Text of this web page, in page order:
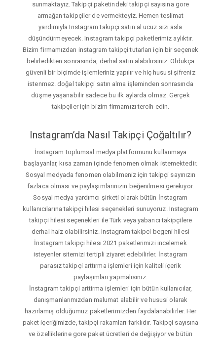
sunmaktayız. Takipçi paketindeki takipçi sayısına gore
armağan takipçiler de vermekteyiz. Hemen teslimat
yardımıyla Instagram takipçi satın al ucuz sizi asla
düşündürmeyecek. Instagram takipçi paketlerimiz aylıktır.
Bizim firmamızdan instagram takipçi tutarları için bir seçenek
belirledikten sonrasında, derhal satın alabilirsiniz. Oldukça
güvenli bir biçimde işlemleriniz yapılır ve hiç hususi şifreniz
istenmez. doğal takipçi satın alma işleminden sonrasında
düşme yaşanabilir sadece bu ilk aylarda olmaz. Gerçek
takipçiler için bizim firmamızı tercih edin.
Instagram’da Nasıl Takipçi Çoğaltılır?
İnstagram toplumsal medya platformunu kullanmaya
başlayanlar, kısa zaman içinde fenomen olmak istemektedir.
Sosyal medyada fenomen olabilmeniz için takipçi sayınızın
fazlaca olması ve paylaşımlarınızın beğenilmesi gerekiyor.
Sosyal medya yardımcı şirketi olarak bütün İnstagram
kullanıcılarına takipçi hilesi seçenekleri sunuyoruz. Instagram
takipçi hilesi seçenekleri ile Türk veya yabancı takipçilere
derhal haiz olabilirsiniz. Instagram takipci begeni hilesi
İnstagram takipçi hilesi 2021 paketlerimizi incelemek
isteyenler sitemizi tertipli ziyaret edebilirler. İnstagram
parasız takipçi arttırma işlemleri için kaliteli içerik
paylaşımları yapmalısınız.
İnstagram takipçi arttirma işlemleri için bütün kullanıcılar,
danışmanlarımızdan malumat alabilir ve hususi olarak
hazırlamış olduğumuz paketlerimizden faydalanabilirler. Her
paket içeriğimizde, takipçi rakamları farklıdır. Takipçi sayısına
ve özelliklerine gore paket ücretleri de değişiyor ve bütün